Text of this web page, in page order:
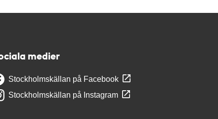
medier
Stockholmskällan på Facebook
Stockholmskällan på Instagram